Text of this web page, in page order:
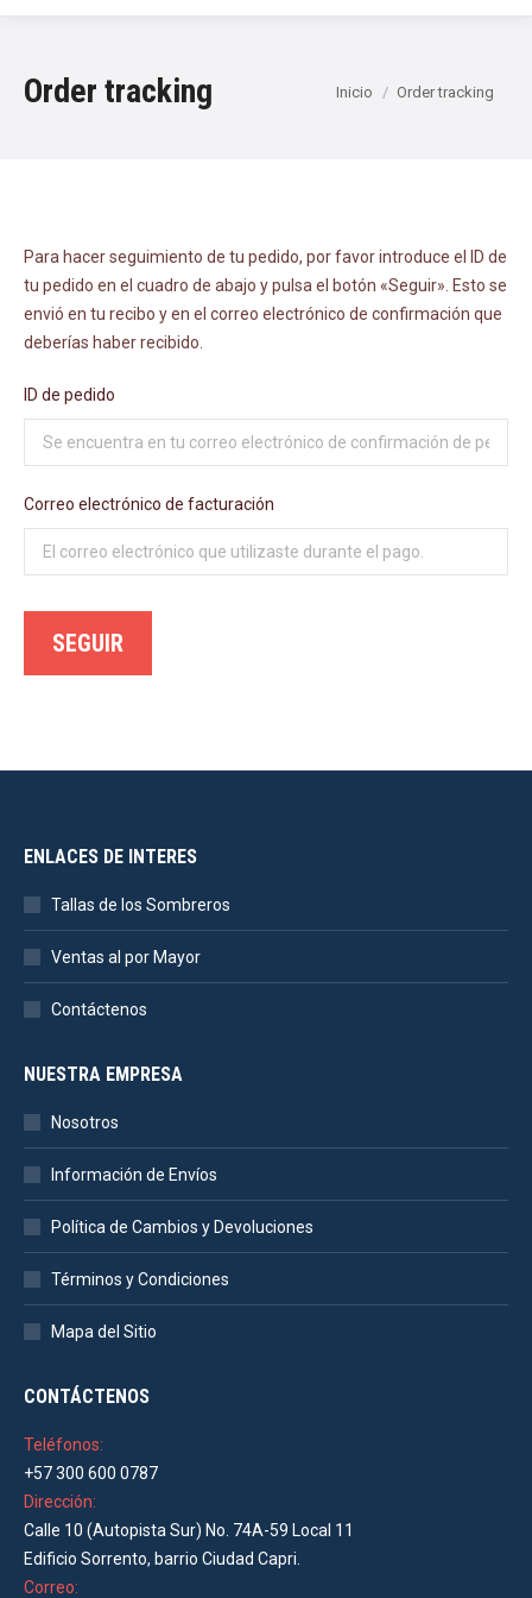
Order tracking Estás aquí:
Inicio Order tracking
Para hacer seguimiento de tu pedido, por favor introduce el ID de
tu pedido en el cuadro de abajo y pulsa el botón «Seguir». Esto se
envió en tu recibo y en el correo electrónico de confirmación que
deberías haber recibido.
ID de pedido
Correo electrónico de facturación
SEGUIR
ENLACES DE INTERES
Tallas de los Sombreros
Ventas al por Mayor
Contáctenos
NUESTRA EMPRESA
Nosotros
Información de Envíos
Política de Cambios y Devoluciones
Términos y Condiciones
Mapa del Sitio
CONTÁCTENOS
Teléfonos:
+57 300 600 0787
Dirección:
Calle 10 (Autopista Sur) No. 74A-59 Local 11
Edificio Sorrento, barrio Ciudad Capri.
Correo: